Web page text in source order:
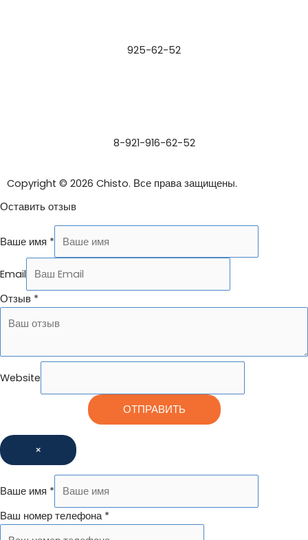
925-62-52
8-921-916-62-52
Copyright © 2026 Chisto. Все права защищены.
Оставить отзыв
Ваше имя *
Email
Отзыв *
Website
ОТПРАВИТЬ
×
Ваше имя *
Ваш номер телефона *